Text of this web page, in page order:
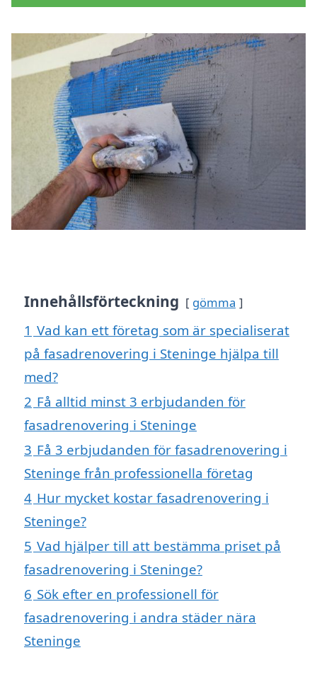
Innehållsförteckning gömma
1 Vad kan ett företag som är specialiserat
på fasadrenovering i Steninge hjälpa till
med?
2 Få alltid minst 3 erbjudanden för
fasadrenovering i Steninge
3 Få 3 erbjudanden för fasadrenovering i
Steninge från professionella företag
4 Hur mycket kostar fasadrenovering i
Steninge?
5 Vad hjälper till att bestämma priset på
fasadrenovering i Steninge?
6 Sök efter en professionell för
fasadrenovering i andra städer nära
Steninge